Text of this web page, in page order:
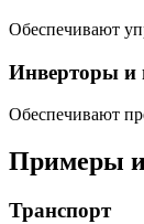
Обеспечивают
Инверторы и
Обеспечивают
Примеры
Транспорт